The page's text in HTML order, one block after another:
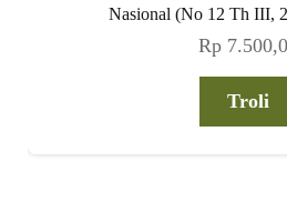
Nasional (No 12 Th III,
Rp
Troli